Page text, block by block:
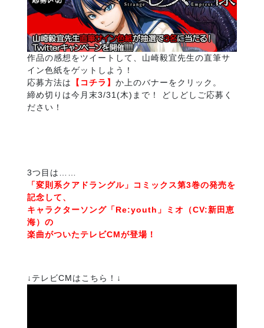
作品の感想をツイートして、山崎毅宜先生の直筆サ
イン色紙をゲットしよう！
応募方法は
【コチラ】 か上のバナーをクリック。
締め切りは今月末3/31(木)まで！ どしどしご応募く
ださい！
3つ目は……
「変則系クアドラングル」コミックス第3巻の発売を
記念して、
キャラクターソング「Re:youth」ミオ（CV:新田恵
海）の
楽曲がついたテレビCMが登場！
↓テレビCMはこちら！↓